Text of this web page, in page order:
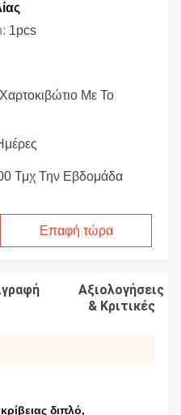
1pcs
Χαρτοκιβώτιο Με Το
Τμχ Την Εβδομάδα
Επαφή τώρα
Αξιολογήσεις
& Κριτικές
διπλό,